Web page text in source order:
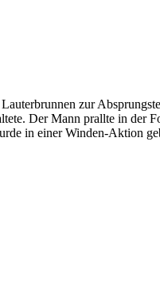
zur
Der Mann prallte in der
in einer Winden-Aktion